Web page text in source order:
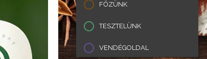
FŐZÜNK
TESZTELÜNK
VENDÉGOLDAL